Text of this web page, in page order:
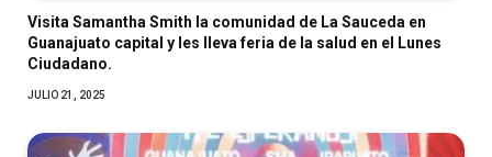
Visita Samantha Smith la comunidad de La Sauceda en
Guanajuato capital y les lleva feria de la salud en el Lunes
Ciudadano.
JULIO 21, 2025